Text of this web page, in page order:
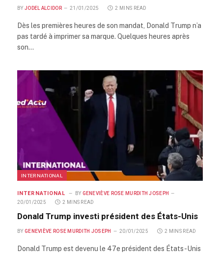
BY JODEL ALCIDOR 21/01/2025 2 MINS READ
Dès les premières heures de son mandat, Donald Trump n’a
pas tardé à imprimer sa marque. Quelques heures après
son…
INTERNATIONAL
INTERNATIONAL BY GENEVIÈVE ROSE MURDITH JOSEPH
20/01/2025
2 MINS READ
Donald Trump investi président des États-Unis
BY GENEVIÈVE ROSE MURDITH JOSEPH 20/01/2025 2 MINS READ
Donald Trump est devenu le 47e président des États-Unis